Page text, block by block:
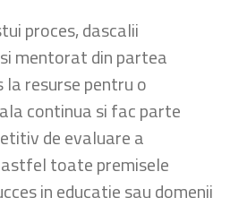
proces, dascalii
mentorat din partea
resurse pentru o
continua si fac parte
de evaluare a
toate premisele
in educatie sau domenii